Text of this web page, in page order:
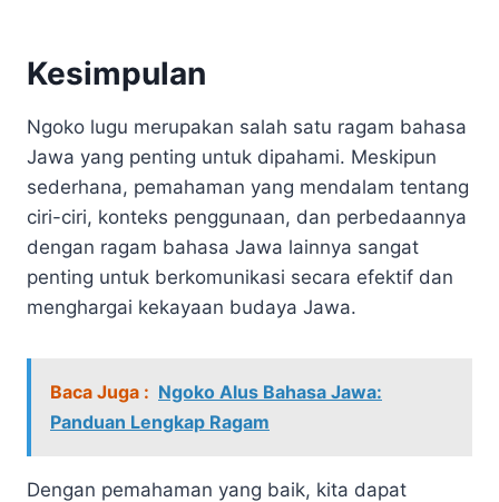
Kesimpulan
Ngoko lugu merupakan salah satu ragam bahasa
Jawa yang penting untuk dipahami. Meskipun
sederhana, pemahaman yang mendalam tentang
ciri-ciri, konteks penggunaan, dan perbedaannya
dengan ragam bahasa Jawa lainnya sangat
penting untuk berkomunikasi secara efektif dan
menghargai kekayaan budaya Jawa.
Baca Juga : Ngoko Alus Bahasa Jawa:
Panduan Lengkap Ragam
Dengan pemahaman yang baik, kita dapat